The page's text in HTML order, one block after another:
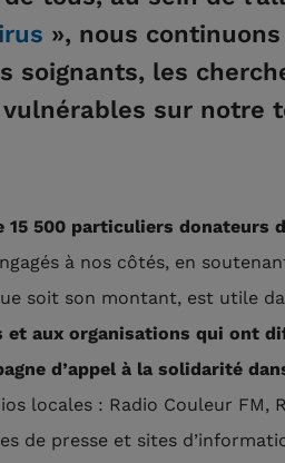
», nous
soignants, les
vulnérables sur notre
15 500 particuliers donateurs
à nos côtés, en
soit son montant, est utile
et aux organisations qui ont
d’appel à la solidarité
locales : Radio Couleur FM,
de presse et sites